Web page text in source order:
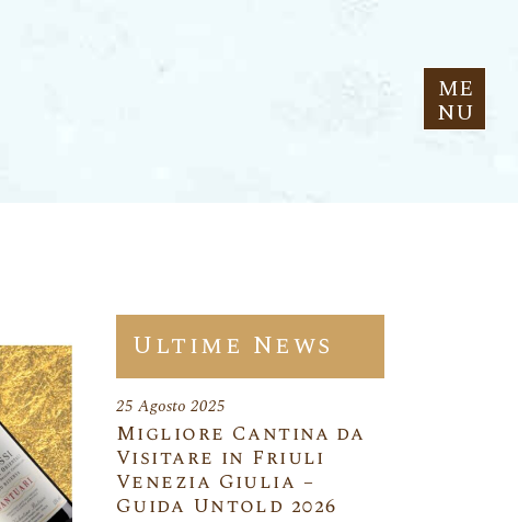
ME
NU
Ultime News
Migliore Cantina da
Visitare in Friuli
Venezia Giulia –
Guida Untold 2026
25 Agosto 2025